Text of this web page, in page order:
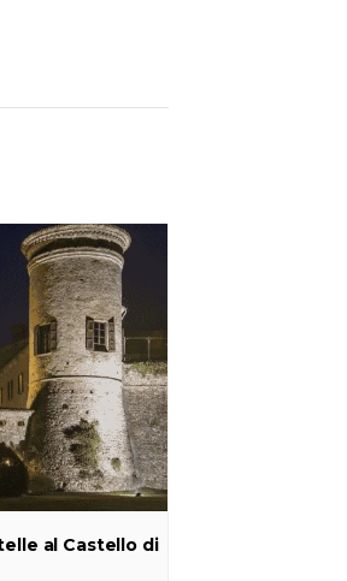
al Castello di